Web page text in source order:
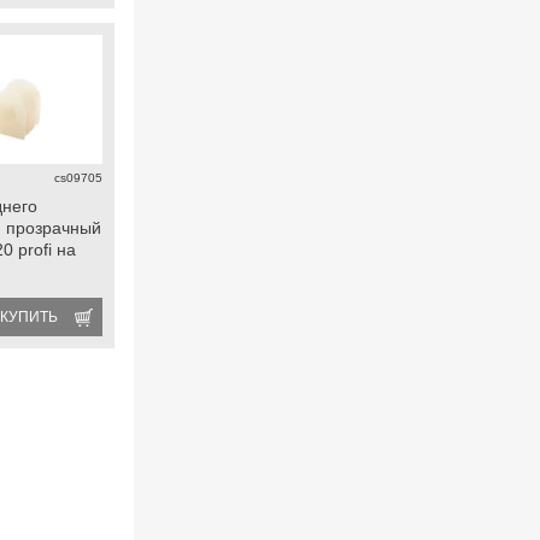
cs09705
прозрачный
profi на
КУПИТЬ